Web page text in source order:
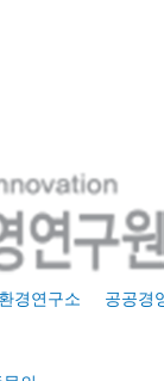
경연구소 공공경